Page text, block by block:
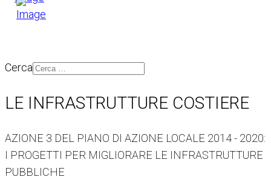
Cerca
LE INFRASTRUTTURE COSTIERE
AZIONE 3 DEL PIANO DI AZIONE LOCALE 2014 - 2020:
I PROGETTI PER MIGLIORARE LE INFRASTRUTTURE
PUBBLICHE